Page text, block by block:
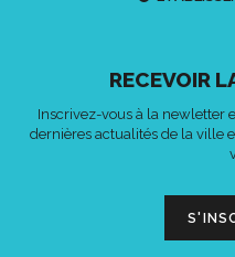
RECEVOIR
Inscrivez-vous à la newletter
dernières actualités de la ville